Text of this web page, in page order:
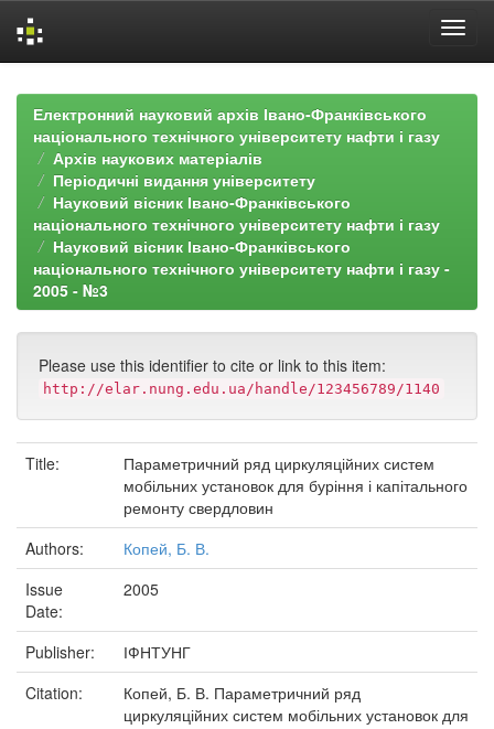
navigationЕлектронний науковий архів Івано-Франківського
національного технічного університету нафти і газу
Архів наукових матеріалів
Періодичні видання університету
Науковий вісник Івано-Франківського
національного технічного університету нафти і газу
Науковий вісник Івано-Франківського
національного технічного університету нафти і газу -
2005 - №3
Please use this identifier to cite or link to this item:
http://elar.nung.edu.ua/handle/123456789/1140
Title:
Параметричний ряд циркуляційних систем
мобільних установок для буріння і капітального
ремонту свердловин
Authors:
Копей, Б. В.
Issue
Date:
2005
Publisher:
ІФНТУНГ
Citation:
Копей, Б. В. Параметричний ряд
циркуляційних систем мобільних установок для